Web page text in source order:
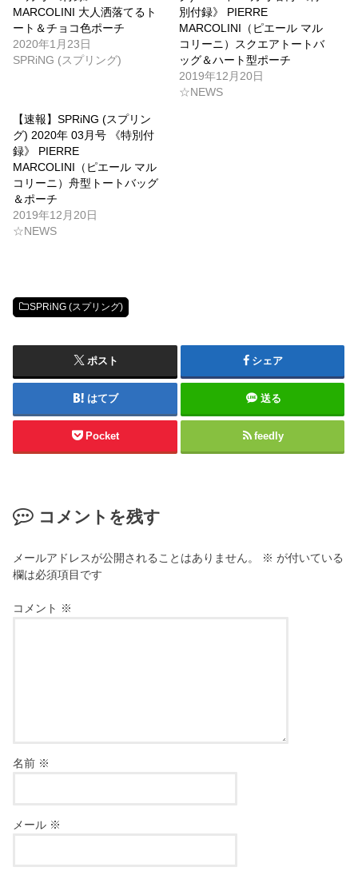
MARCOLINI 大人洒落てるト
ート＆チョコ色ポーチ
2020年1月23日
SPRiNG (スプリング)
別付録》 PIERRE
MARCOLINI（ピエール マル
コリーニ）スクエアトートバ
ッグ＆ハート型ポーチ
2019年12月20日
☆NEWS
【速報】SPRiNG (スプリン
グ) 2020年 03月号 《特別付
録》 PIERRE
MARCOLINI（ピエール マル
コリーニ）舟型トートバッグ
＆ポーチ
2019年12月20日
☆NEWS
SPRiNG (スプリング)
ポスト シェア
はてブ 送る
Pocket feedly
コメントを残す
メールアドレスが公開されることはありません。 ※ が付いている
欄は必須項目です
コメント ※
名前 ※
メール ※